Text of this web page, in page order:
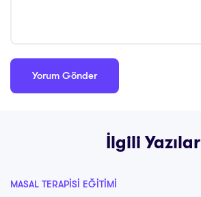
İlgili Yazılar
MASAL TERAPISI EĞITIMI